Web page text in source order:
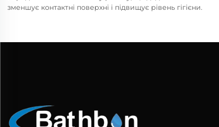
зменшує контактні поверхні і підвищує рівень гігієни.